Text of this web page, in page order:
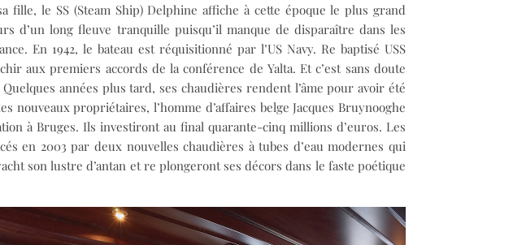
fille, le SS (Steam Ship) Delphine affiche à cette époque le plus grand
d’un long fleuve tranquille puisqu’il manque de disparaître dans les
En 1942, le bateau est réquisitionné par l’US Navy. Re baptisé USS
aux premiers accords de la conférence de Yalta. Et c’est sans doute
années plus tard, ses chaudières rendent l’âme pour avoir été
nouveaux propriétaires, l’homme d’affaires belge Jacques Bruynooghe
à Bruges. Ils investiront au final quarante-cinq millions d’euros. Les
en 2003 par deux nouvelles chaudières à tubes d’eau modernes qui
son lustre d’antan et re plongeront ses décors dans le faste poétique